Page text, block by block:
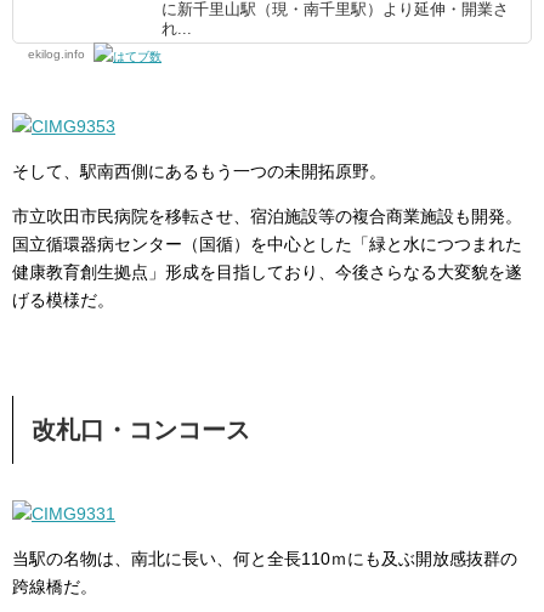
に新千里山駅（現・南千里駅）より延伸・開業さ
れ...
ekilog.info
そして、駅南西側にあるもう一つの未開拓原野。
市立吹田市民病院を移転させ、宿泊施設等の複合商業施設も開発。
国立循環器病センター（国循）を中心とした「緑と水につつまれた
健康教育創生拠点」形成を目指しており、今後さらなる大変貌を遂
げる模様だ。
改札口・コンコース
当駅の名物は、南北に長い、何と全長110ｍにも及ぶ開放感抜群の
跨線橋だ。